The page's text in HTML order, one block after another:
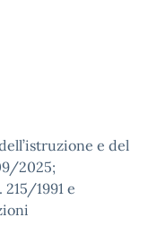
e del
2025;
1991 e